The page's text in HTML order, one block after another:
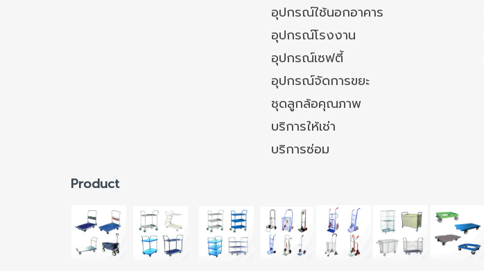
อุปกรณ์ใช้นอกอาคาร
อุปกรณ์โรงงาน
อุปกรณ์เซฟตี้
อุปกรณ์จัดการขยะ
ชุดลูกล้อคุณภาพ
บริการให้เช่า
บริการซ่อม
Product